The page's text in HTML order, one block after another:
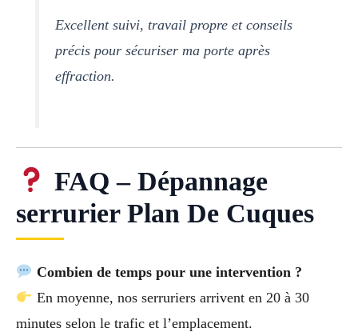
Excellent suivi, travail propre et conseils
précis pour sécuriser ma porte après
effraction.
FAQ – Dépannage
serrurier Plan De Cuques
Combien de temps pour une intervention ?
En moyenne, nos serruriers arrivent en 20 à 30
minutes selon le trafic et l’emplacement.